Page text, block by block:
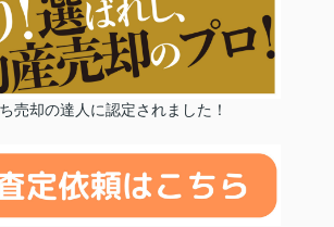
売却の達人に認定されました！